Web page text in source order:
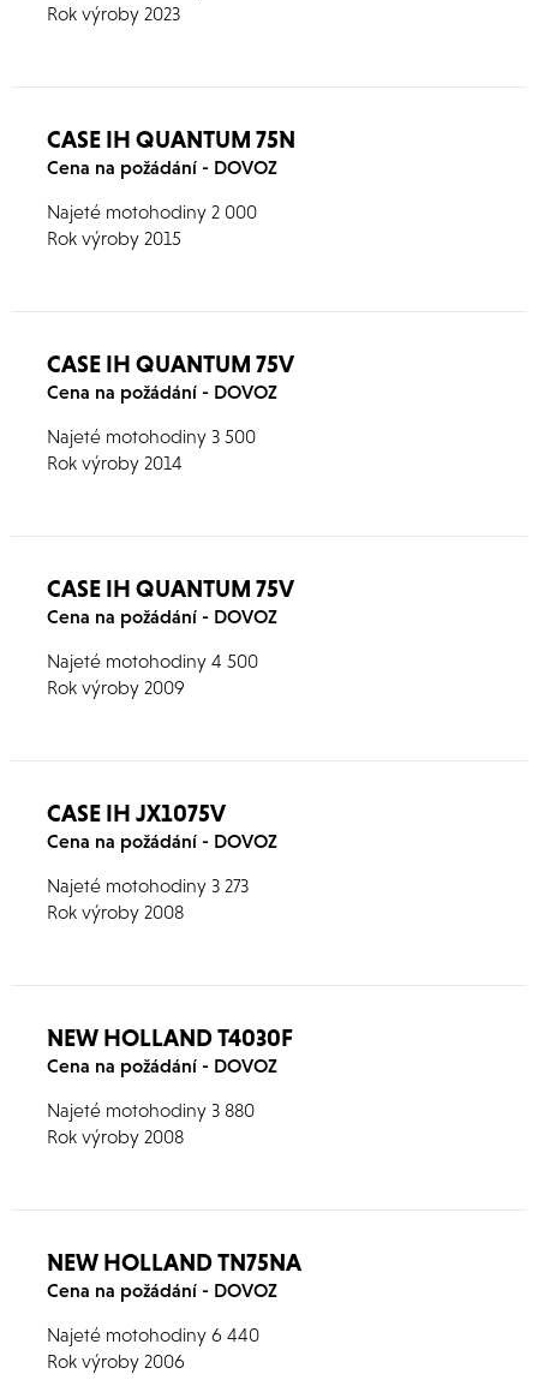
Rok výroby 2023
CASE IH QUANTUM 75N
Cena na požádání - DOVOZ
Najeté motohodiny 2 000
Rok výroby 2015
CASE IH QUANTUM 75V
Cena na požádání - DOVOZ
Najeté motohodiny 3 500
Rok výroby 2014
CASE IH QUANTUM 75V
Cena na požádání - DOVOZ
Najeté motohodiny 4 500
Rok výroby 2009
CASE IH JX1075V
Cena na požádání - DOVOZ
Najeté motohodiny 3 273
Rok výroby 2008
NEW HOLLAND T4030F
Cena na požádání - DOVOZ
Najeté motohodiny 3 880
Rok výroby 2008
NEW HOLLAND TN75NA
Cena na požádání - DOVOZ
Najeté motohodiny 6 440
Rok výroby 2006